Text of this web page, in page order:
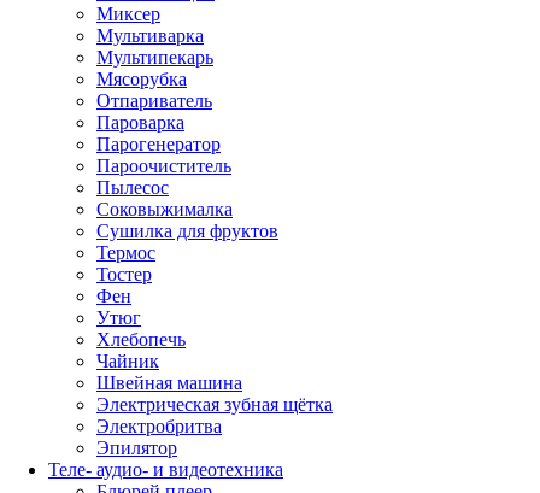
Миксер
Мультиварка
Мультипекарь
Мясорубка
Отпариватель
Пароварка
Парогенератор
Пароочиститель
Пылесос
Соковыжималка
Сушилка для фруктов
Термос
Тостер
Фен
Утюг
Хлебопечь
Чайник
Швейная машина
Электрическая зубная щётка
Электробритва
Эпилятор
Теле- аудио- и видеотехника